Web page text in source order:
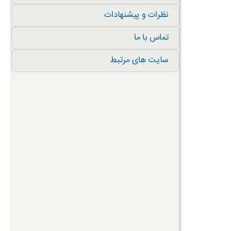
نظرات و پیشنهادات
تماس با ما
سایت های مرتبط